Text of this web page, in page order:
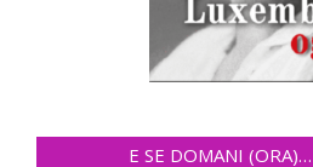
E SE DOMANI